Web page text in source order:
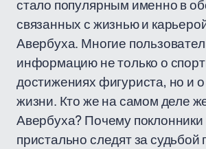
стало популярным именно в
связанных с жизнью и
Авербуха. Многие
информацию не только о
достижениях фигуриста, но и
жизни. Кто же на самом деле
Авербуха? Почему поклонники
пристально следят за судьбой